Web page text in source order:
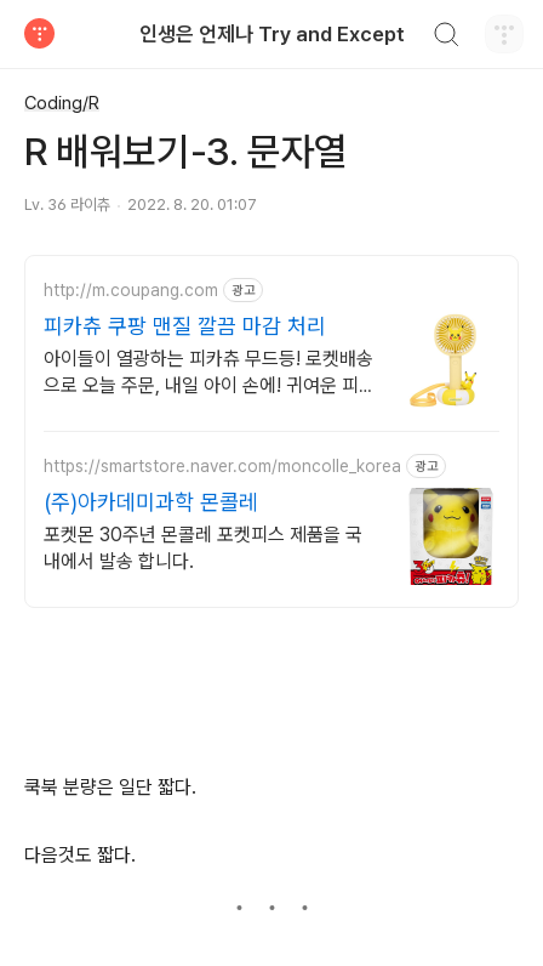
인생은 언제나 Try and Except
Coding/R
R 배워보기-3. 문자열
Lv. 36 라이츄 2022. 8. 20. 01:07
http://m.coupang.com 광고
피카츄 쿠팡 맨질 깔끔 마감 처리
아이들이 열광하는 피카츄 무드등! 로켓배송
으로 오늘 주문, 내일 아이 손에! 귀여운 피카
https://smartstore.naver.com/moncolle_korea 광고
(주)아카데미과학 몬콜레
포켓몬 30주년 몬콜레 포켓피스 제품을 국
내에서 발송 합니다.
쿡북 분량은 일단 짧다.
다음것도 짧다.